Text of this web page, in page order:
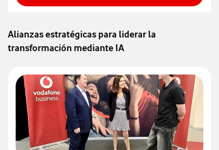
Alianzas estratégicas para liderar la
transformación mediante IA